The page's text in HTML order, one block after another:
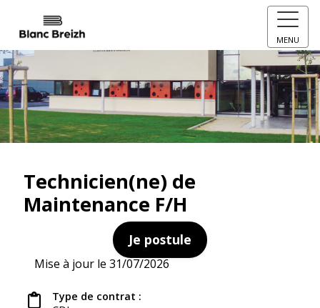
MENU
Technicien(ne) de
Maintenance F/H
Je postule
Mise à jour le 31/07/2026
Type de contrat :